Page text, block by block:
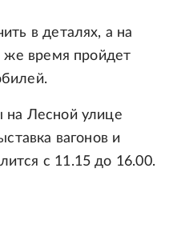
в деталях, а на
же время пройдет
на Лесной улице
вагонов и
с 11.15 до 16.00.